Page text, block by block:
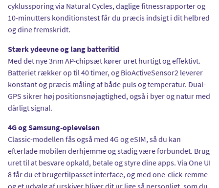
cyklussporing via Natural Cycles, daglige fitnessrapporter og
10-minutters konditionstest får du præcis indsigt i dit helbred
og dine fremskridt.
Stærk ydeevne og lang batteritid
Med det nye 3nm AP-chipsæt kører uret hurtigt og effektivt.
Batteriet rækker op til 40 timer, og BioActiveSensor2 leverer
konstant og præcis måling af både puls og temperatur. Dual-
GPS sikrer høj positionsnøjagtighed, også i byer og natur med
dårligt signal.
4G og Samsung-oplevelsen
Classic-modellen fås også med 4G og eSIM, så du kan
efterlade mobilen derhjemme og stadig være forbundet. Brug
uret til at besvare opkald, betale og styre dine apps. Via One UI
8 får du et brugertilpasset interface, og med one-click-remme
og et udvalg af urskiver bliver dit ur lige så personligt, som du